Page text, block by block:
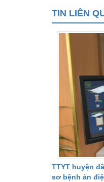
TIN LIÊN
TTYT huyện
sơ bệnh án